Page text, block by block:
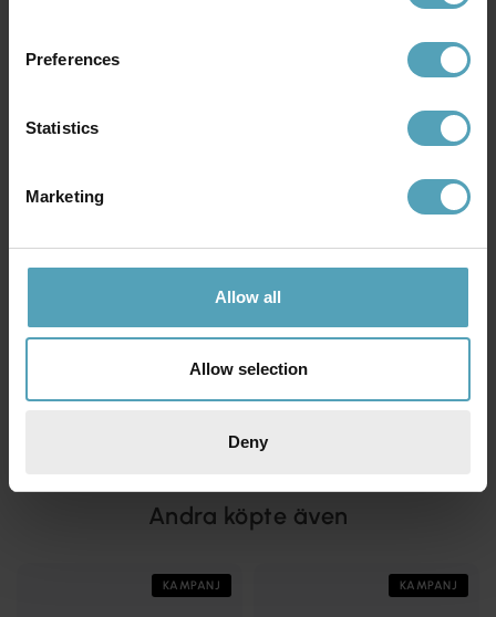
Preferences
Statistics
Marketing
Allow all
Allow selection
Deny
STAR TRADING
Rek. 459 kr
STAR TRADING
White 24m
820 kr
Andra köpte även
KAMPANJ KAMPANJ